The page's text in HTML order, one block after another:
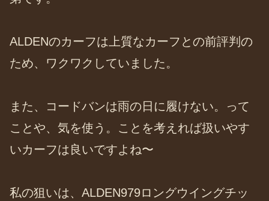
ALDENのカーフは上質なカーフとの前評判の
ため、ワクワクしていました。
また、コードバンは雨の日に履けない。って
ことや、気を使う。ことを考えれば扱いやす
いカーフは良いですよね〜
私の狙いは、ALDEN979ロングウイングチッ